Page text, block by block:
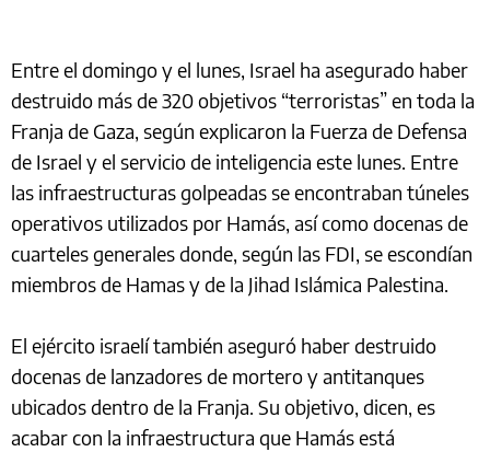
Entre el domingo y el lunes, Israel ha asegurado haber
destruido más de 320 objetivos “terroristas” en toda la
Franja de Gaza, según explicaron la Fuerza de Defensa
de Israel y el servicio de inteligencia este lunes. Entre
las infraestructuras golpeadas se encontraban túneles
operativos utilizados por Hamás, así como docenas de
cuarteles generales donde, según las FDI, se escondían
miembros de Hamas y de la Jihad Islámica Palestina.
El ejército israelí también aseguró haber destruido
docenas de lanzadores de mortero y antitanques
ubicados dentro de la Franja. Su objetivo, dicen, es
acabar con la infraestructura que Hamás está